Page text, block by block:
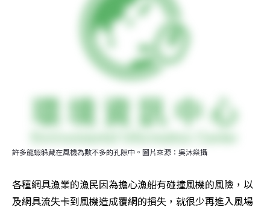
許多龍蝦躲藏在風機為數不多的孔隙中。圖片來源：吳沐燊攝
各種網具漁業的漁民因為擔心漁船有碰撞風機的風險，以
及網具流失卡到風機造成覆網的損失，就很少再進入風場